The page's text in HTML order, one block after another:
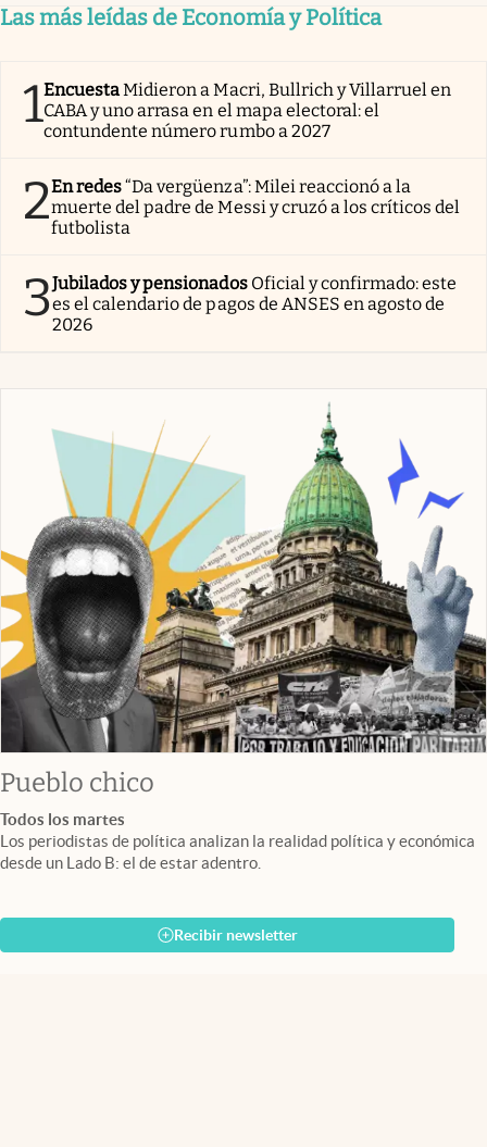
Las más leídas de Economía y Política
1EncuestaMidieron a Macri, Bullrich y Villarruel en
CABA y uno arrasa en el mapa electoral: el
contundente número rumbo a 2027
2En redes“Da vergüenza”: Milei reaccionó a la
muerte del padre de Messi y cruzó a los críticos del
futbolista
3Jubilados y pensionados Oficial y confirmado: este
es el calendario de pagos de ANSES en agosto de
2026
Pueblo chico
Todos los martes
Los periodistas de política analizan la realidad política y económica
desde un Lado B: el de estar adentro.
Recibir newsletter